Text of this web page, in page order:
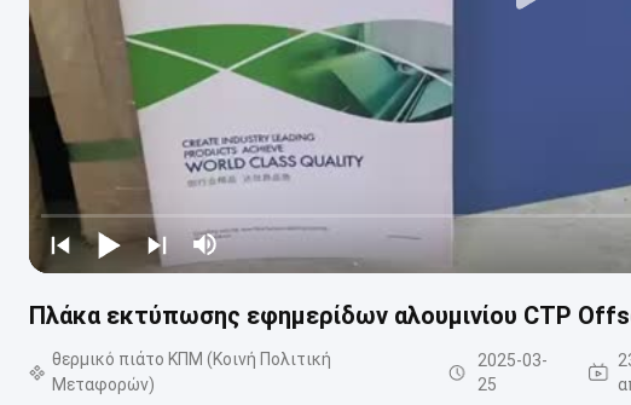
Πλάκα εκτύπωσης εφημερίδων αλουμινίου CTP
θερμικό πιάτο ΚΠΜ (Κοινή Πολιτική
Μεταφορών)
2025-03-
25